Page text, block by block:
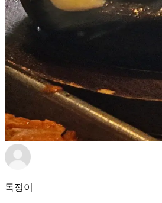
독정이